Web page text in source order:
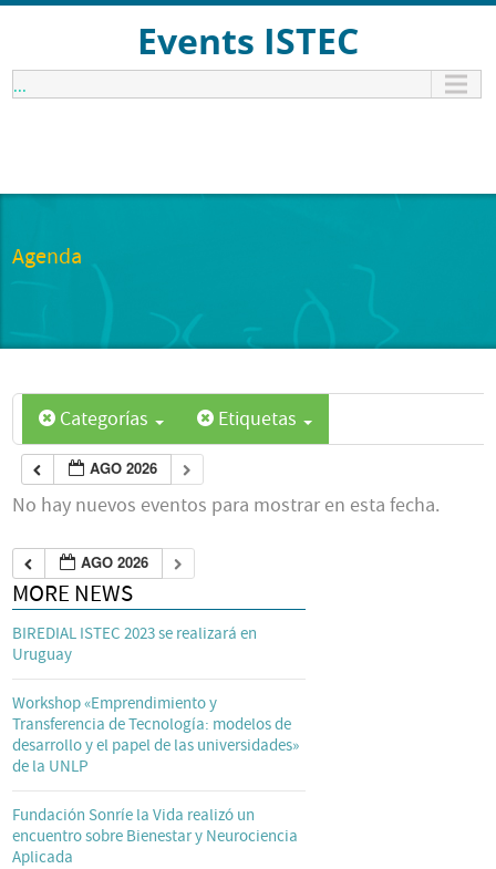
Events ISTEC
...
Agenda
Categorías Etiquetas
AGO 2026
No hay nuevos eventos para mostrar en esta fecha.
AGO 2026
MORE NEWS
BIREDIAL ISTEC 2023 se realizará en
Uruguay
Workshop «Emprendimiento y
Transferencia de Tecnología: modelos de
desarrollo y el papel de las universidades»
de la UNLP
Fundación Sonríe la Vida realizó un
encuentro sobre Bienestar y Neurociencia
Aplicada